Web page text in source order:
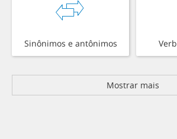
Sinônimos e antônimos
Mostrar mais